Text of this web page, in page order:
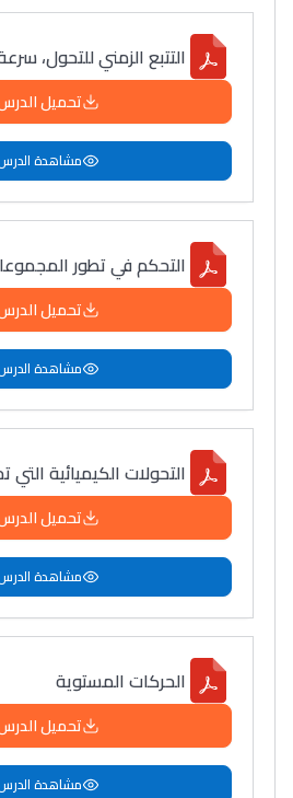
التتبع الزمني للتحول،
تحميل
مشاهدة
التحكم في تطور
تحميل
مشاهدة
التحولات الكيميائية
تحميل
مشاهدة
الحركات المستوية
تحميل
مشاهدة